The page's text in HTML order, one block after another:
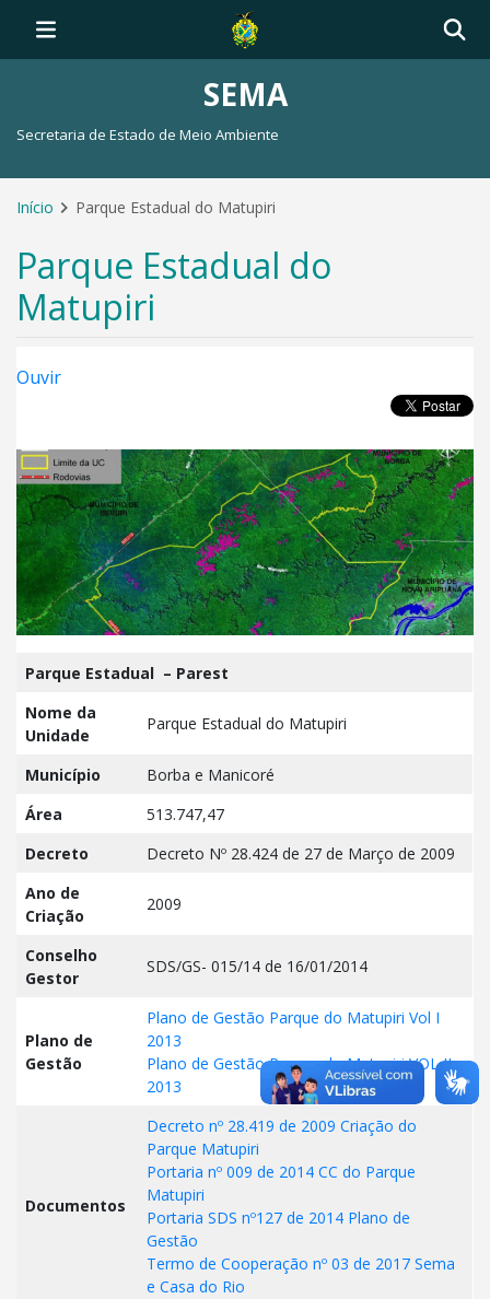
SEMA
Secretaria de Estado de Meio Ambiente
Início Parque Estadual do Matupiri
Parque Estadual do
Matupiri
Ouvir
Parque Estadual – Parest
Nome da
Unidade
Parque Estadual do Matupiri
Município
Borba e Manicoré
Área
513.747,47
Decreto
Decreto Nº 28.424 de 27 de Março de 2009
Ano de
Criação
2009
Conselho
Gestor
SDS/GS- 015/14 de 16/01/2014
Plano de
Gestão
Plano de Gestão Parque do Matupiri Vol I
2013
Plano de Gestão Parque do Matupiri VOL II
2013
Documentos
Decreto nº 28.419 de 2009 Criação do
Parque Matupiri
Portaria nº 009 de 2014 CC do Parque
Matupiri
Portaria SDS nº127 de 2014 Plano de
Gestão
Termo de Cooperação nº 03 de 2017 Sema
e Casa do Rio